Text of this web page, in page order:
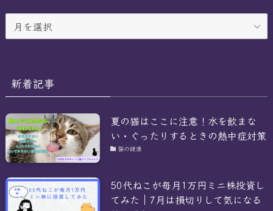
ー
ブ
新着記事
夏の猫はここに注意！水を飲まな
い・ぐったりするときの熱中症対策
猫の健康
50代ねこが毎月1万円ミニ株投資し
てみた｜7月は損切りして気になる